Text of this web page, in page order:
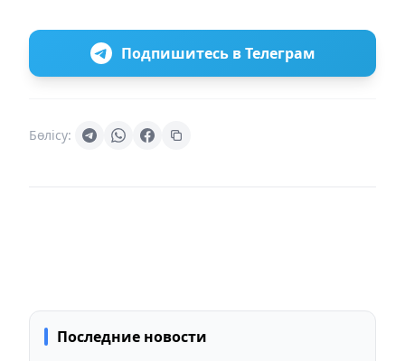
Подпишитесь в Телеграм
Бөлісу:
Последние новости